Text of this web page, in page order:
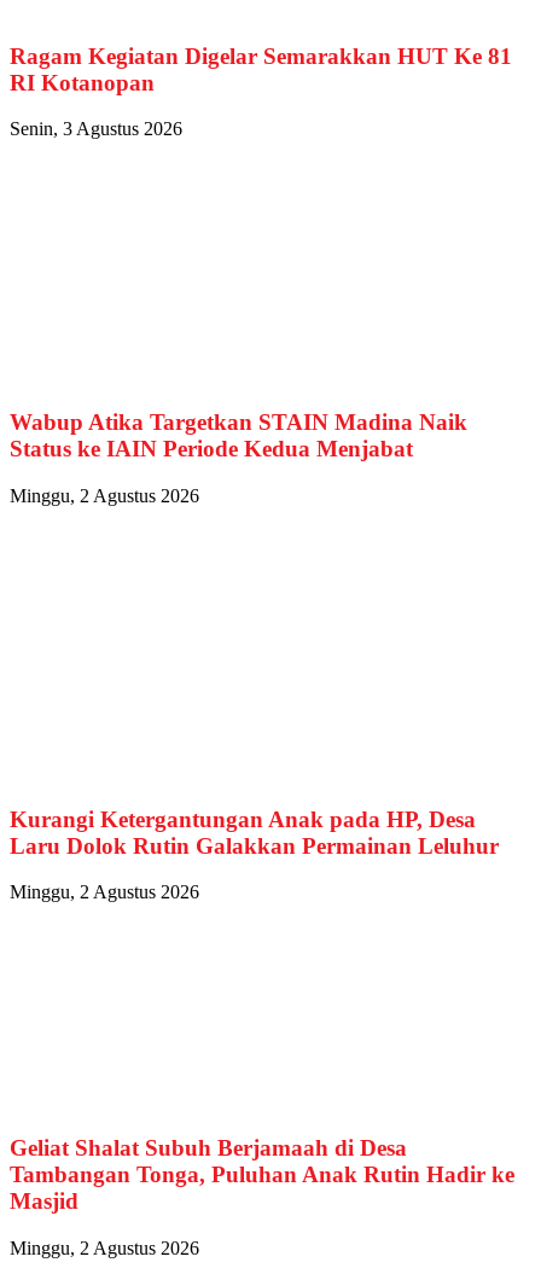
Ragam Kegiatan Digelar Semarakkan HUT Ke 81
RI Kotanopan
Senin, 3 Agustus 2026
Wabup Atika Targetkan STAIN Madina Naik
Status ke IAIN Periode Kedua Menjabat
Minggu, 2 Agustus 2026
Kurangi Ketergantungan Anak pada HP, Desa
Laru Dolok Rutin Galakkan Permainan Leluhur
Minggu, 2 Agustus 2026
Geliat Shalat Subuh Berjamaah di Desa
Tambangan Tonga, Puluhan Anak Rutin Hadir ke
Masjid
Minggu, 2 Agustus 2026